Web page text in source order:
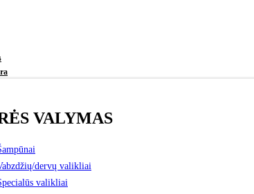
VALYMAS
dervų valikliai
valikliai